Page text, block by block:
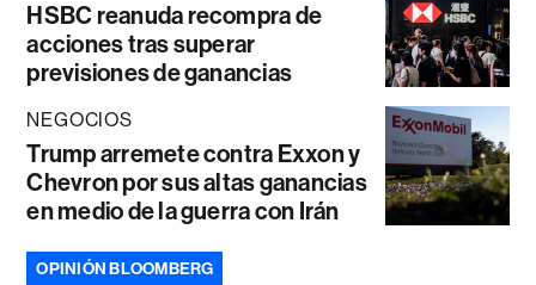
HSBC reanuda recompra de
acciones tras superar
previsiones de ganancias
NEGOCIOS
Trump arremete contra Exxon y
Chevron por sus altas ganancias
en medio de la guerra con Irán
OPINIÓN BLOOMBERG